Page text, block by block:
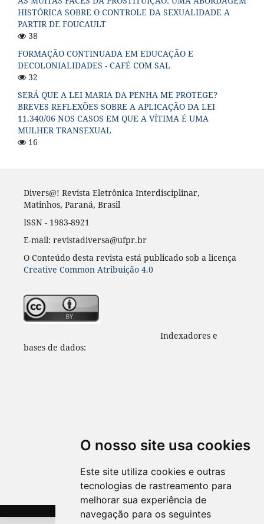
O nosso site usa cookies
Este site utiliza cookies e outras
tecnologias de rastreamento para
melhorar sua experiência de
navegação para os seguintes
HISTÓRICA SOBRE O CONTROLE DA SEXUALIDADE A
PARTIR DE FOUCAULT
38
FORMAÇÃO CONTINUADA EM EDUCAÇÃO E
DECOLONIALIDADES - CAFÉ COM SAL
32
SERÁ QUE A LEI MARIA DA PENHA ME PROTEGE?
BREVES REFLEXÕES SOBRE A APLICAÇÃO DA LEI
11.340/06 NOS CASOS EM QUE A VÍTIMA É UMA
MULHER TRANSEXUAL
16
Divers@! Revista Eletrônica Interdisciplinar,
Matinhos, Paraná, Brasil
ISSN - 1983-8921
E-mail: revistadiversa@ufpr.br
O Conteúdo desta revista está publicado sob a licença
Creative Common Atribuição 4.0
Indexadores e
bases de dados: